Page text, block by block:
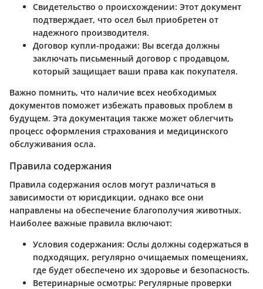
Свидетельство о происхождении: Этот документ
подтверждает, что осел был приобретен от
надежного производителя.
Договор купли-продажи: Вы всегда должны
заключать письменный договор с продавцом,
который защищает ваши права как покупателя.
Важно помнить, что наличие всех необходимых
документов поможет избежать правовых проблем в
будущем. Эта документация также может облегчить
процесс оформления страхования и медицинского
обслуживания осла.
Правила содержания
Правила содержания ослов могут различаться в
зависимости от юрисдикции, однако все они
направлены на обеспечение благополучия животных.
Наиболее важные правила включают:
Условия содержания: Ослы должны содержаться в
подходящих, регулярно очищаемых помещениях,
где будет обеспечено их здоровье и безопасность.
Ветеринарные осмотры: Регулярные проверки